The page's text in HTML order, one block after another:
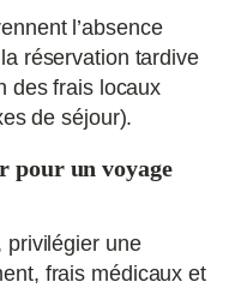
l’absence
réservation tardive
des frais locaux
de séjour).
pour un voyage
privilégier une
frais médicaux et